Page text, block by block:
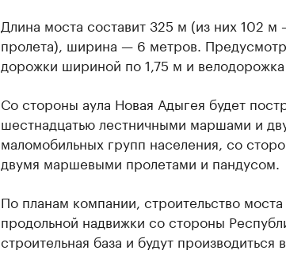
Длина моста составит 325 м (из них 102
пролета), ширина — 6 метров.
дорожки шириной по 1,75 м и
Со стороны аула Новая Адыгея будет
шестнадцатью лестничными маршами и
маломобильных групп населения, со
двумя маршевыми пролетами и пандусом.
По планам компании, строительство
продольной надвижки со стороны
строительная база и будут